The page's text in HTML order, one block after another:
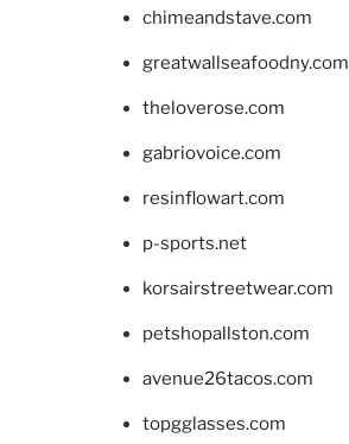
chimeandstave.com
greatwallseafoodny.com
theloverose.com
gabriovoice.com
resinflowart.com
p-sports.net
korsairstreetwear.com
petshopallston.com
avenue26tacos.com
topgglasses.com